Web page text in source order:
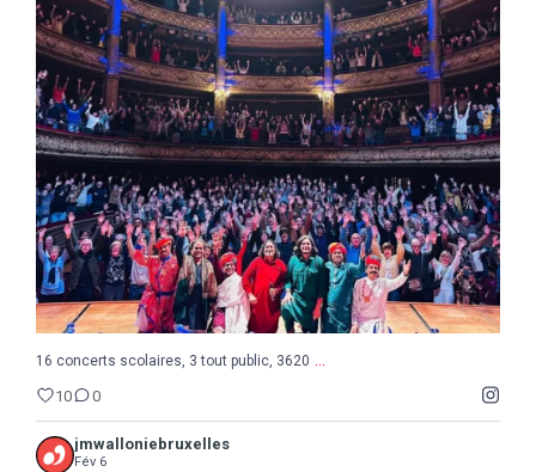
16 concerts scolaires, 3 tout public, 3620 ...
10 0
16 concerts scolaires, 3 tout public, 3620 ...
10 0
jmwalloniebruxelles
Fév 6